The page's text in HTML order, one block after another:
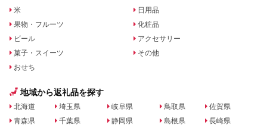
米
果物・フルーツ
ビール
菓子・スイーツ
おせち
日用品
化粧品
アクセサリー
その他
地域から返礼品を探す
北海道
青森県
埼玉県
千葉県
岐阜県
静岡県
鳥取県
島根県
佐賀県
長崎県